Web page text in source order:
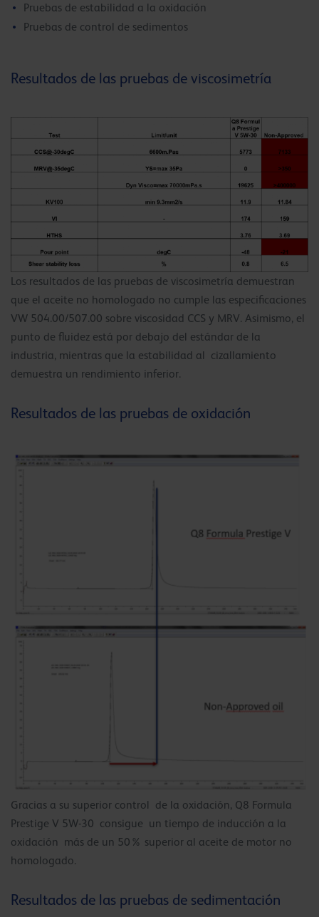
Pruebas de estabilidad a la oxidación
Pruebas de control de sedimentos
Resultados de las pruebas de viscosimetría
Los resultados de las pruebas de viscosimetría demuestran
que el aceite no homologado no cumple las especificaciones
VW 504.00/507.00 sobre viscosidad CCS y MRV. Asimismo, el
punto de fluidez está por debajo del estándar de la
industria, mientras que la estabilidad al cizallamiento
demuestra un rendimiento inferior.
Resultados de las pruebas de oxidación
Gracias a su superior control de la oxidación, Q8 Formula
Prestige V 5W-30 consigue un tiempo de inducción a la
oxidación más de un 50% superior al aceite de motor no
homologado.
Resultados de las pruebas de sedimentación